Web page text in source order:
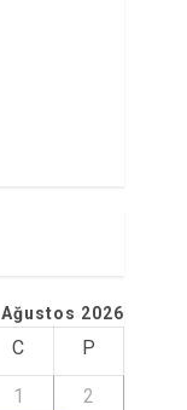
Ağustos 2026
C P
1
2